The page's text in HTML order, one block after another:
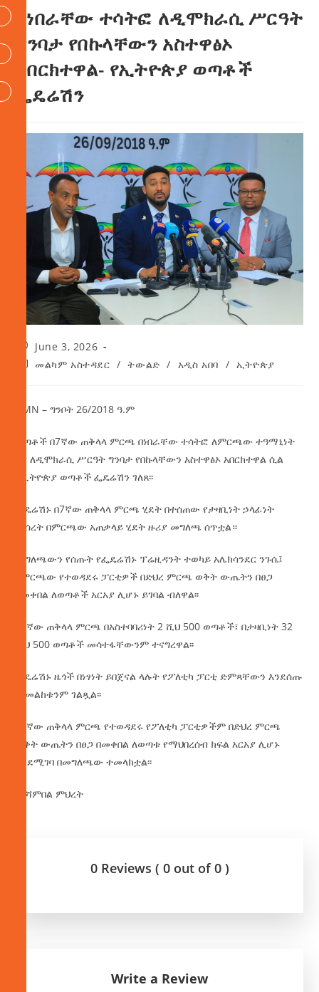
በነበራቸው ተሳትፎ ለዲሞክራሲ ሥርዓት
ግንባታ የበኩላቸውን አስተዋፅኦ
አበርክተዋል- የኢትዮጵያ ወጣቶች
ፌዴሬሽን
June 3, 2026
መልካም አስተዳደር / ትውልድ / አዲስ አበባ / ኢትዮጵያ
AMN – ግንቦት 26/2018 ዓ.ም
ወጣቶች በ7ኛው ጠቅላላ ምርጫ በነበራቸው ተሳትፎ ለምርጫው ተዓማኒነት
እና ለዲሞክራሲ ሥርዓት ግንባታ የበኩላቸውን አስተዋፅኦ አበርክተዋል ሲል
የኢትዮጵያ ወጣቶች ፌዴሬሽን ገለጸ፡፡
ፌዴሬሽኑ በ7ኛው ጠቅላላ ምርጫ ሂደት በተሰጠው የታዛቢነት ኃላፊነት
መሰረት በምርጫው አጠቃላይ ሂደት ዙሪያ መግለጫ ሰጥቷል።
መግለጫውን የሰጡት የፌዴሬሽኑ ፕሬዚዳንት ተወካይ አሌክሳንደር ንጉሴ፤
በምርጫው የተወዳደሩ ፓርቲዎች በድህረ ምርጫ ወቅት ውጤትን በፀጋ
በመቀበል ለወጣቶች አርአያ ሊሆኑ ይገባል ብለዋል፡፡
በ7ኛው ጠቅላላ ምርጫ በአስተባባሪነት 2 ሺህ 500 ወጣቶች፣ በታዛቢነት 32
ሺህ 500 ወጣቶች መሳተፋቸውንም ተናግረዋል፡፡
ፌዴሬሽኑ ዜጎች በነፃነት ይበጀናል ላሉት የፖለቲካ ፓርቲ ድምጻቸውን እንደሰጡ
መመልከቱንም ገልጿል፡፡
በ7ኛው ጠቅላላ ምርጫ የተወዳደሩ የፖለቲካ ፓርቲዎችም በድህረ ምርጫ
ወቅት ውጤትን በፀጋ በመቀበል ለወጣቱ የማህበረሰብ ክፍል አርአያ ሊሆኑ
እንደሚገባ በመግለጫው ተመላክቷል፡፡
በየሻምበል ምህረት
0 Reviews ( 0 out of 0 )
Write a Review